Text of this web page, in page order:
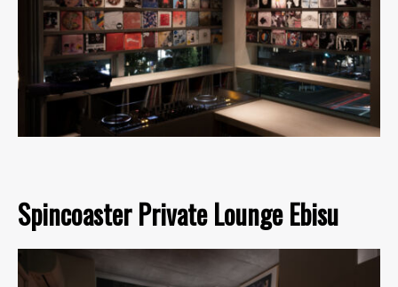
Spincoaster Private Lounge Ebisu